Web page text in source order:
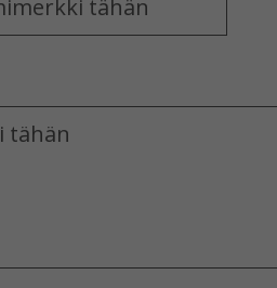
and